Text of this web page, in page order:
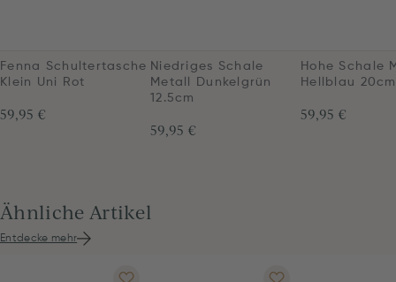
Fenna Schultertasche
Klein Uni Rot
59,95 €
Niedriges Schale
Metall Dunkelgrün
12.5cm
59,95 €
Hohe Schale
Hellblau 20cm
59,95 €
Ähnliche Artikel
Entdecke mehr